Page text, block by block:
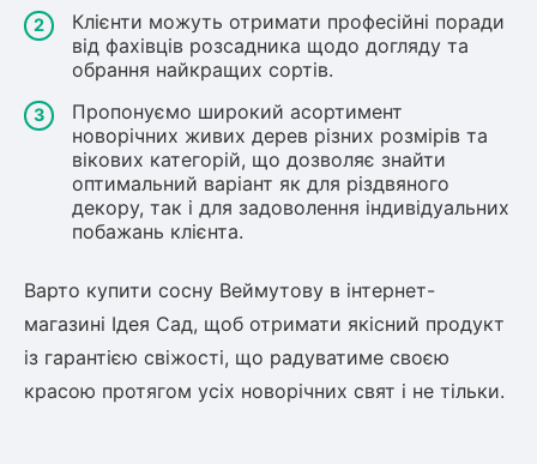
Клієнти можуть отримати професійні поради
від фахівців розсадника щодо догляду та
обрання найкращих сортів.
Пропонуємо широкий асортимент
новорічних живих дерев різних розмірів та
вікових категорій, що дозволяє знайти
оптимальний варіант як для різдвяного
декору, так і для задоволення індивідуальних
побажань клієнта.
Варто купити сосну Веймутову в інтернет-
магазині Ідея Сад, щоб отримати якісний продукт
із гарантією свіжості, що радуватиме своєю
красою протягом усіх новорічних свят і не тільки.